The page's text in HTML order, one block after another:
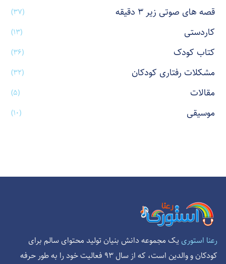
قصه های صوتی زیر ۳ دقیقه (۳۷)
کاردستی (۱۳)
کتاب کودک (۳۶)
مشکلات رفتاری کودکان (۳۲)
مقالات (۵)
موسیقی (۱۰)
رعنا استوری یک مجموعه دانش بنیان تولید محتوای سالم برای
کودکان و والدین است، که از سال 93 فعالیت خود را به طور حرفه